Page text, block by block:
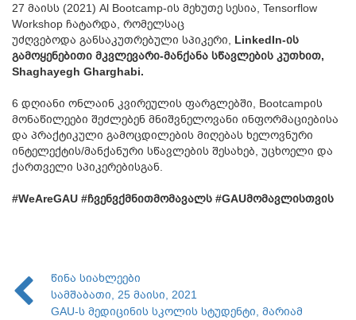
27 მაისს (2021) Al Bootcamp-ის მეხუთე სესია, Tensorflow
Workshop ჩატარდა, რომელსაც
უძღვებოდა განსაკუთრებული სპიკერი, LinkedIn-ის
გამოყენებითი მკვლევარი-მანქანა სწავლების კუთხით,
Shaghayegh Gharghabi.
6 დღიანი ონლაინ კვირეულის ფარგლებში, Bootcampის
მონაწილეები შეძლებენ მნიშვნელოვანი ინფორმაციებისა
და პრაქტიკული გამოცდილების მიღებას ხელოვნური
ინტელექტის/მანქანური სწავლების შესახებ, უცხოელი და
ქართველი სპიკერებისგან.
#WeAreGAU #ჩვენვქმნითმომავალს #GAUმომავლისთვის
წინა სიახლეები
სამშაბათი, 25 მაისი, 2021
GAU-ს მედიცინის სკოლის სტუდენტი, მარიამ